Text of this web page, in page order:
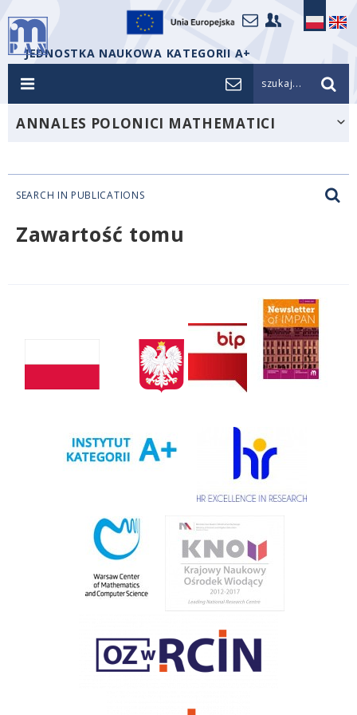
JEDNOSTKA NAUKOWA KATEGORII A+
szukaj...
ANNALES POLONICI MATHEMATICI
SEARCH IN PUBLICATIONS
Zawartość tomu